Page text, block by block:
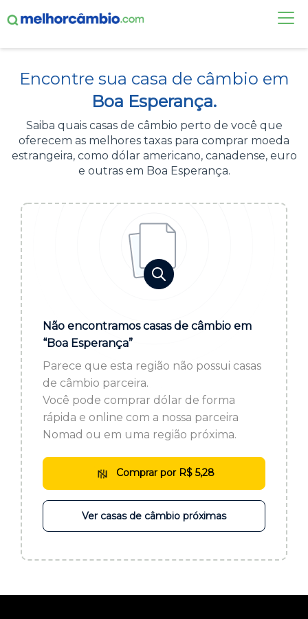
CASAS DE CÂMBIO
DÓLAR HOJE
ALERTA DE CÂMBIO
Acesse sua conta:
BROKER DE OFERTAS
ou cadastre-se se ainda não tem registro:
CADASTRE-SE
Encontre sua casa de câmbio em
Boa Esperança.
Saiba quais casas de câmbio perto de você que
oferecem as melhores taxas para comprar moeda
estrangeira, como dólar americano, canadense, euro
e outras em Boa Esperança.
Não encontramos casas de câmbio em
“Boa Esperança”
Parece que esta região não possui casas
de câmbio parceira.
Você pode comprar dólar de forma
rápida e online com a nossa parceira
Nomad ou em uma região próxima.
Comprar por R$ 5,28
Ver casas de câmbio próximas